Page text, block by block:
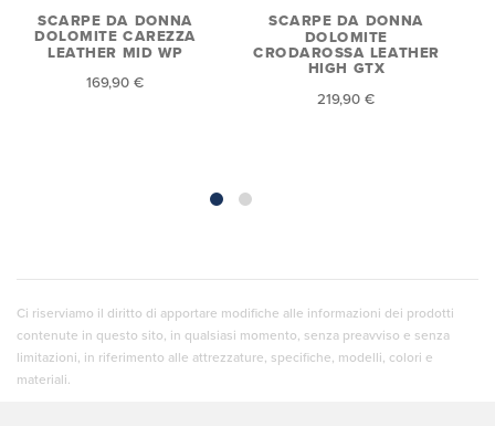
SCARPE DA DONNA
DOLOMITE CAREZZA
LEATHER MID WP
169,90 €
SCARPE DA DONNA
DOLOMITE
CRODAROSSA LEATHER
HIGH GTX
219,90 €
Ci riserviamo il diritto di apportare modifiche alle informazioni dei prodotti
contenute in questo sito, in qualsiasi momento, senza preavviso e senza
limitazioni, in riferimento alle attrezzature, specifiche, modelli, colori e
materiali.